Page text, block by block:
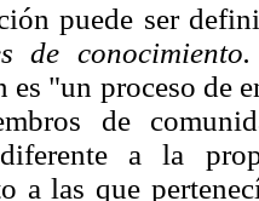
puede ser
de conocimiento.
es "un proceso de
de
a la
a las que